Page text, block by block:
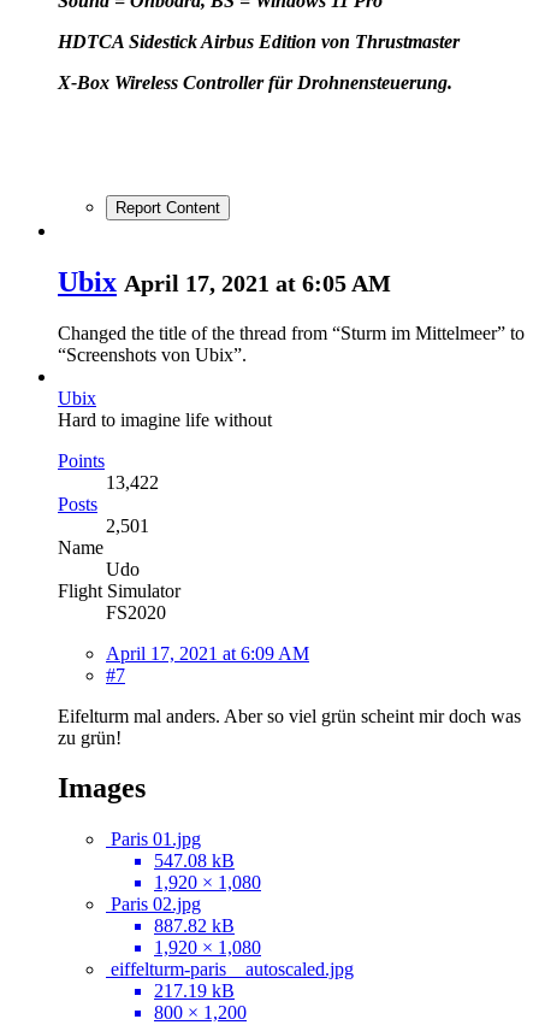
HDTCA Sidestick Airbus Edition von Thrustmaster
X-Box Wireless Controller für Drohnensteuerung.
Report Content
Ubix April 17, 2021 at 6:05 AM
Changed the title of the thread from “Sturm im Mittelmeer” to
“Screenshots von Ubix”.
Ubix
Hard to imagine life without
Points
13,422
Posts
2,501
Name
Udo
Flight Simulator
FS2020
April 17, 2021 at 6:09 AM
#7
Eifelturm mal anders. Aber so viel grün scheint mir doch was
zu grün!
Images
Paris 01.jpg
547.08 kB
1,920 × 1,080
Paris 02.jpg
887.82 kB
1,920 × 1,080
eiffelturm-paris__autoscaled.jpg
217.19 kB
800 × 1,200